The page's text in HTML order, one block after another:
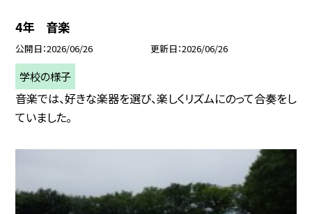
4年 音楽
公開日 2026/06/26 更新日 2026/06/26
学校の様子
音楽では、好きな楽器を選び、楽しくリズムにのって合奏をし
ていました。